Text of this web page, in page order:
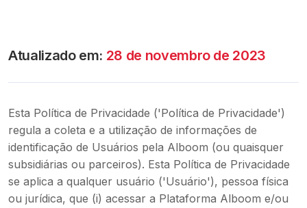
Atualizado em: 28 de novembro de 2023
Esta Política de Privacidade ('Política de Privacidade')
regula a coleta e a utilização de informações de
identificação de Usuários pela Alboom (ou quaisquer
subsidiárias ou parceiros). Esta Política de Privacidade
se aplica a qualquer usuário ('Usuário'), pessoa física
ou jurídica, que (i) acessar a Plataforma Alboom e/ou